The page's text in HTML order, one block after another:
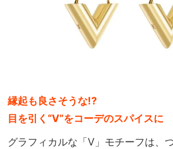
縁起も良さそうな!?
目を引く“V”をコーデのスパイスに
グラフィカルな「V」モチーフは、